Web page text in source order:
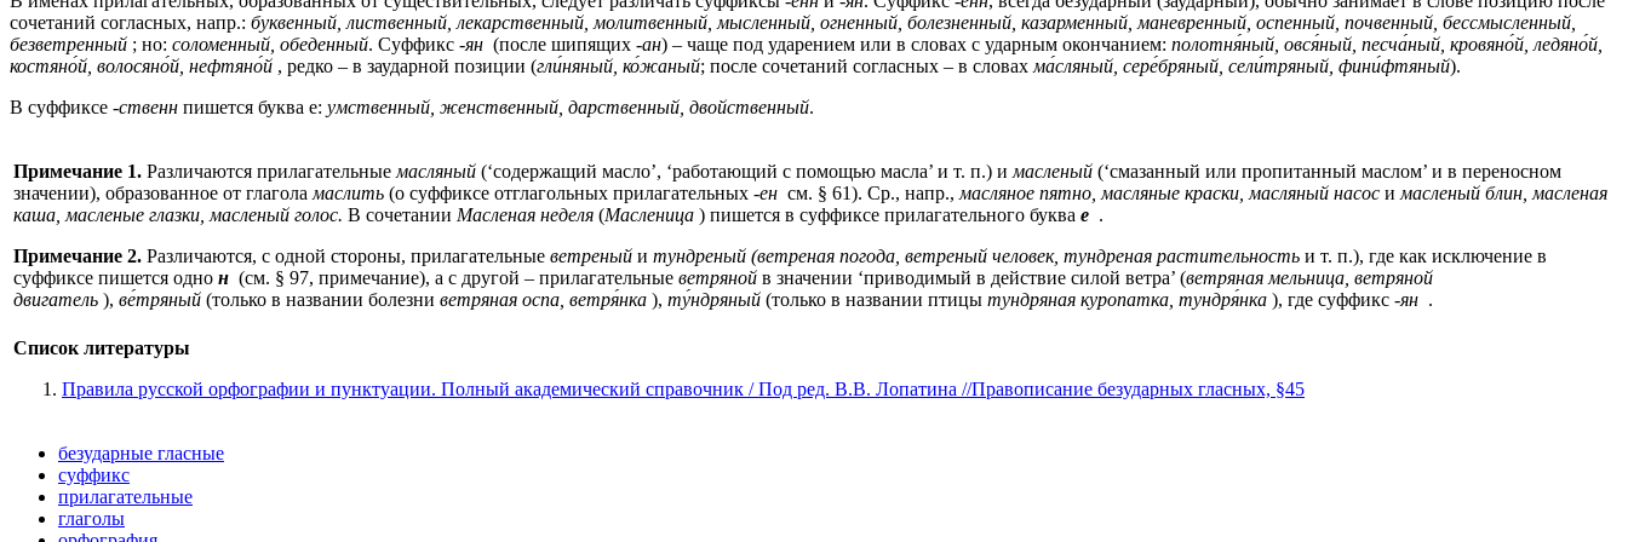
сочетаний согласных, напр.: буквенный, лиственный, лекарственный, молитвенный, мысленный, огненный, болезненный, казарменный, маневренный, оспенный, почвенный, бессмысленный,
безветренный ; но: соломенный, обеденный. Суффикс -ян (после шипящих -ан) – чаще под ударением или в словах с ударным окончанием: полотня́ный, овся́ный, песча́ный, кровяно́й, ледяно́й,
костяно́й, волосяно́й, нефтяно́й , редко – в заударной позиции (гли́няный, ко́жаный; после сочетаний согласных – в словах ма́сляный, сере́бряный, сели́тряный, фини́фтяный).
В суффиксе -ственн пишется буква е: умственный, женственный, дарственный, двойственный.
Примечание 1. Различаются прилагательные масляный (‘содержащий масло’, ‘работающий с помощью масла’ и т. п.) и масленый (‘смазанный или пропитанный маслом’ и в переносном
значении), образованное от глагола маслить (о суффиксе отглагольных прилагательных -ен см. § 61). Ср., напр., масляное пятно, масляные краски, масляный насос и масленый блин, масленая
каша, масленые глазки, масленый голос. В сочетании Масленая неделя (Масленица ) пишется в суффиксе прилагательного буква е .
Примечание 2. Различаются, с одной стороны, прилагательные ветреный и тундреный (ветреная погода, ветреный человек, тундреная растительность и т. п.), где как исключение в
суффиксе пишется одно н (см. § 97, примечание), а с другой – прилагательные ветряной в значении ‘приводимый в действие силой ветра’ (ветряная мельница, ветряной
двигатель ), ве́тряный (только в названии болезни ветряная оспа, ветря́нка ), ту́ндряный (только в названии птицы тундряная куропатка, тундря́нка ), где суффикс -ян .
Список литературы
Правила русской орфографии и пунктуации. Полный академический справочник / Под ред. В.В. Лопатина //Правописание безударных гласных, §45
безударные гласные
суффикс
прилагательные
глаголы